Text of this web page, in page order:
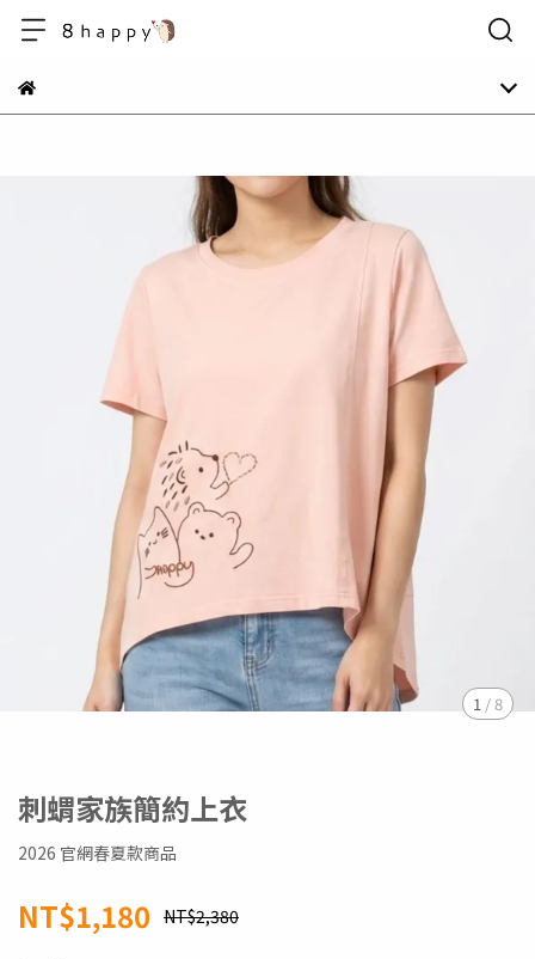
1 /8
刺蝟家族簡約上衣
2026 官網春夏款商品
NT$1,180 NT$2,380